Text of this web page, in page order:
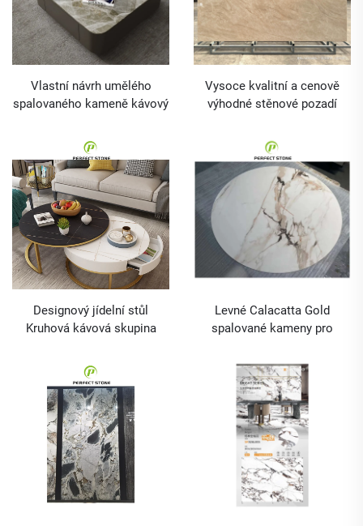
Vlastní návrh umělého
spalovaného kameně kávový
Vysoce kvalitní a cenově
výhodné stěnové pozadí
desky dlaždice
Designový jídelní stůl
Kruhová kávová skupina
spalovací kámen Jídelní
stoly a židle
Levné Calacatta Gold
spalované kameny pro
velkoobchod